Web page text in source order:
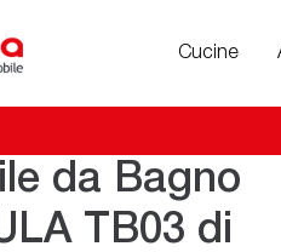
Cucine
da Bagno
TB03 di